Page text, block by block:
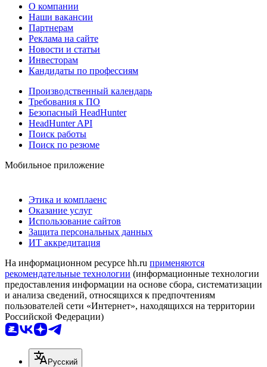
О компании
Наши вакансии
Партнерам
Реклама на сайте
Новости и статьи
Инвесторам
Кандидаты по профессиям
Производственный календарь
Требования к ПО
Безопасный HeadHunter
HeadHunter API
Поиск работы
Поиск по резюме
Мобильное приложение
Этика и комплаенс
Оказание услуг
Использование сайтов
Защита персональных данных
ИТ аккредитация
На информационном ресурсе hh.ru применяются
рекомендательные технологии (информационные технологии
предоставления информации на основе сбора, систематизации
и анализа сведений, относящихся к предпочтениям
пользователей сети «Интернет», находящихся на территории
Российской Федерации)
Русский